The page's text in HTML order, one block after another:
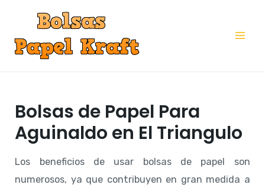
contenido
Bolsas de Papel Para
Aguinaldo en El Triangulo
Los beneficios de usar bolsas de papel son
numerosos, ya que contribuyen en gran medida a